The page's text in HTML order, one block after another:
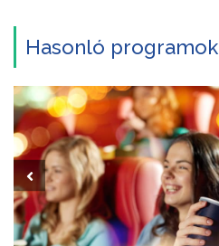
Hasonló programok